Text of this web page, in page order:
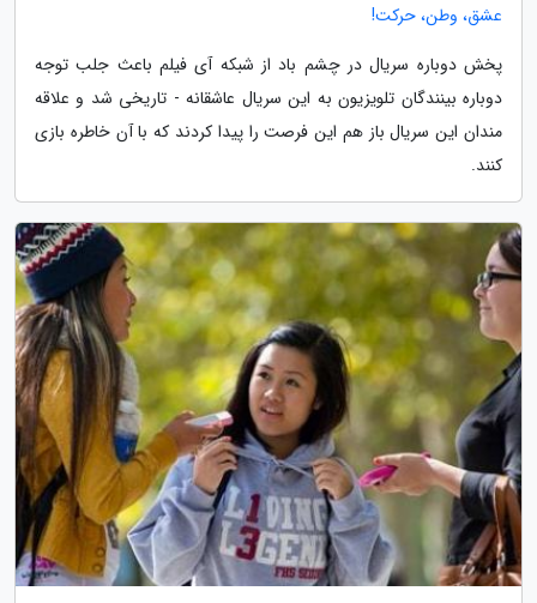
عشق، وطن، حرکت!
پخش دوباره سریال در چشم باد از شبکه آی فیلم باعث جلب توجه
دوباره بینندگان تلویزیون به این سریال عاشقانه - تاریخی شد و علاقه
مندان این سریال باز هم این فرصت را پیدا کردند که با آن خاطره بازی
کنند.